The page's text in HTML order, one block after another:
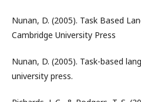
Nunan, D. (2005). Task Based
Cambridge University Press
Nunan, D. (2005). Task-based
university press.